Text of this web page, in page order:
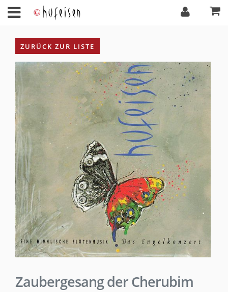
ZURÜCK ZUR LISTE
Zaubergesang der Cherubim